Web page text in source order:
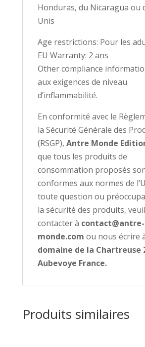
Honduras, du Nicaragua ou
Unis
Age restrictions: Pour les
EU Warranty: 2 ans
Other compliance
aux exigences de niveau
d’inflammabilité.
En conformité avec le
la Sécurité Générale des
(RSGP), Antre Monde
que tous les produits de
consommation proposés
conformes aux normes de
toute question ou
la sécurité des produits,
contacter à contact@antre-
monde.com ou nous écrire
domaine de la Chartreuse
Aubevoye France.
Produits similaires